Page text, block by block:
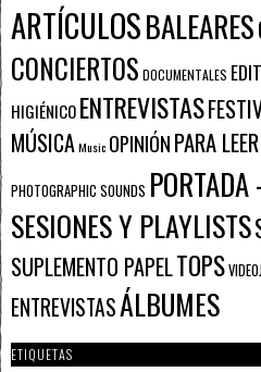
ARTÍCULOSBALEARES
CONCIERTOS DOCUMENTALES
HIGIÉNICOENTREVISTAS
MÚSICAMusic OPINIÓNPARA
PHOTOGRAPHIC SOUNDS
SESIONES Y PLAYLISTS
SUPLEMENTO PAPELTOPS
ENTREVISTASÁLBUMES
ETIQUETAS